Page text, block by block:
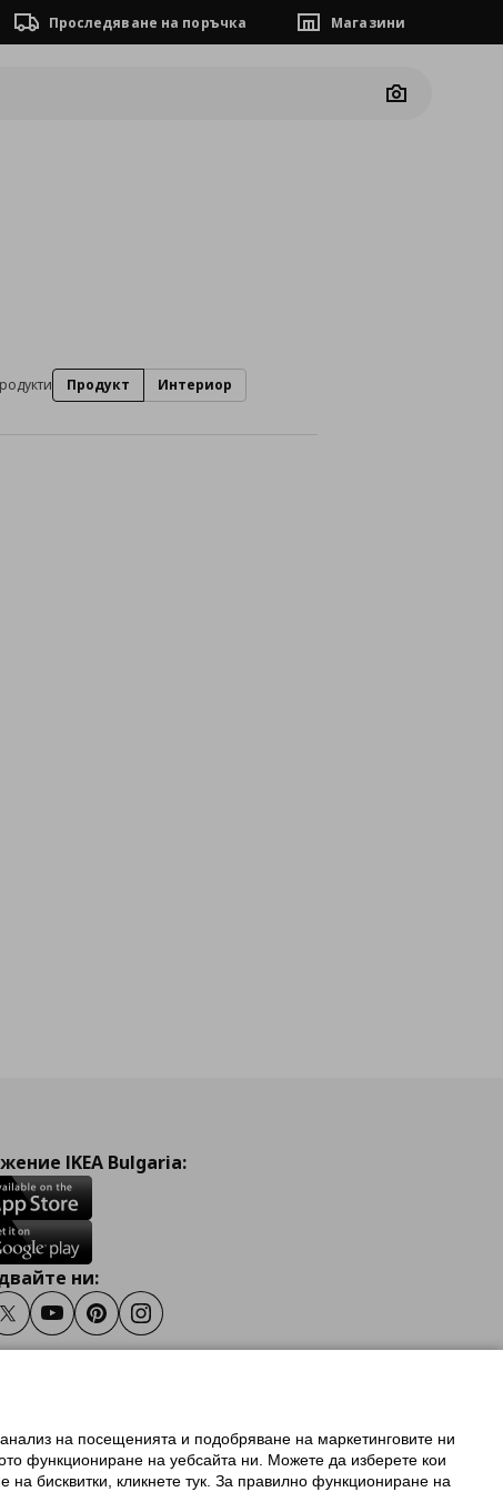
Проследяване на поръчка Магазини
Camera
Продукт Интериор
IKEA Bulgaria:
ни:
TwitterYoutubePinterestInstagram
на ikea.bg
IKEA Family
на посещенията и подобряване на маркетинговите ни
функциониране на уебсайта ни. Можете да изберете кои
на бисквитки, кликнете тук. За правилно функциониране на